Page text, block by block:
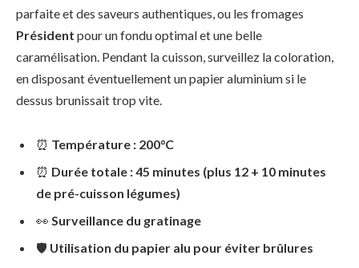
parfaite et des saveurs authentiques, ou les fromages
Président pour un fondu optimal et une belle
caramélisation. Pendant la cuisson, surveillez la coloration,
en disposant éventuellement un papier aluminium si le
dessus brunissait trop vite.
⏰ Température : 200°C
⏰ Durée totale : 45 minutes (plus 12 + 10 minutes
de pré-cuisson légumes)
👀 Surveillance du gratinage
🛡️ Utilisation du papier alu pour éviter brûlures